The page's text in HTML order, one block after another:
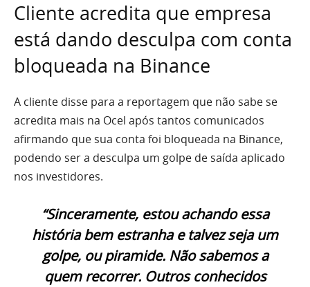
Cliente acredita que empresa
está dando desculpa com conta
bloqueada na Binance
A cliente disse para a reportagem que não sabe se
acredita mais na Ocel após tantos comunicados
afirmando que sua conta foi bloqueada na Binance,
podendo ser a desculpa um golpe de saída aplicado
nos investidores.
“Sinceramente, estou achando essa
história bem estranha e talvez seja um
golpe, ou piramide. Não sabemos a
quem recorrer. Outros conhecidos